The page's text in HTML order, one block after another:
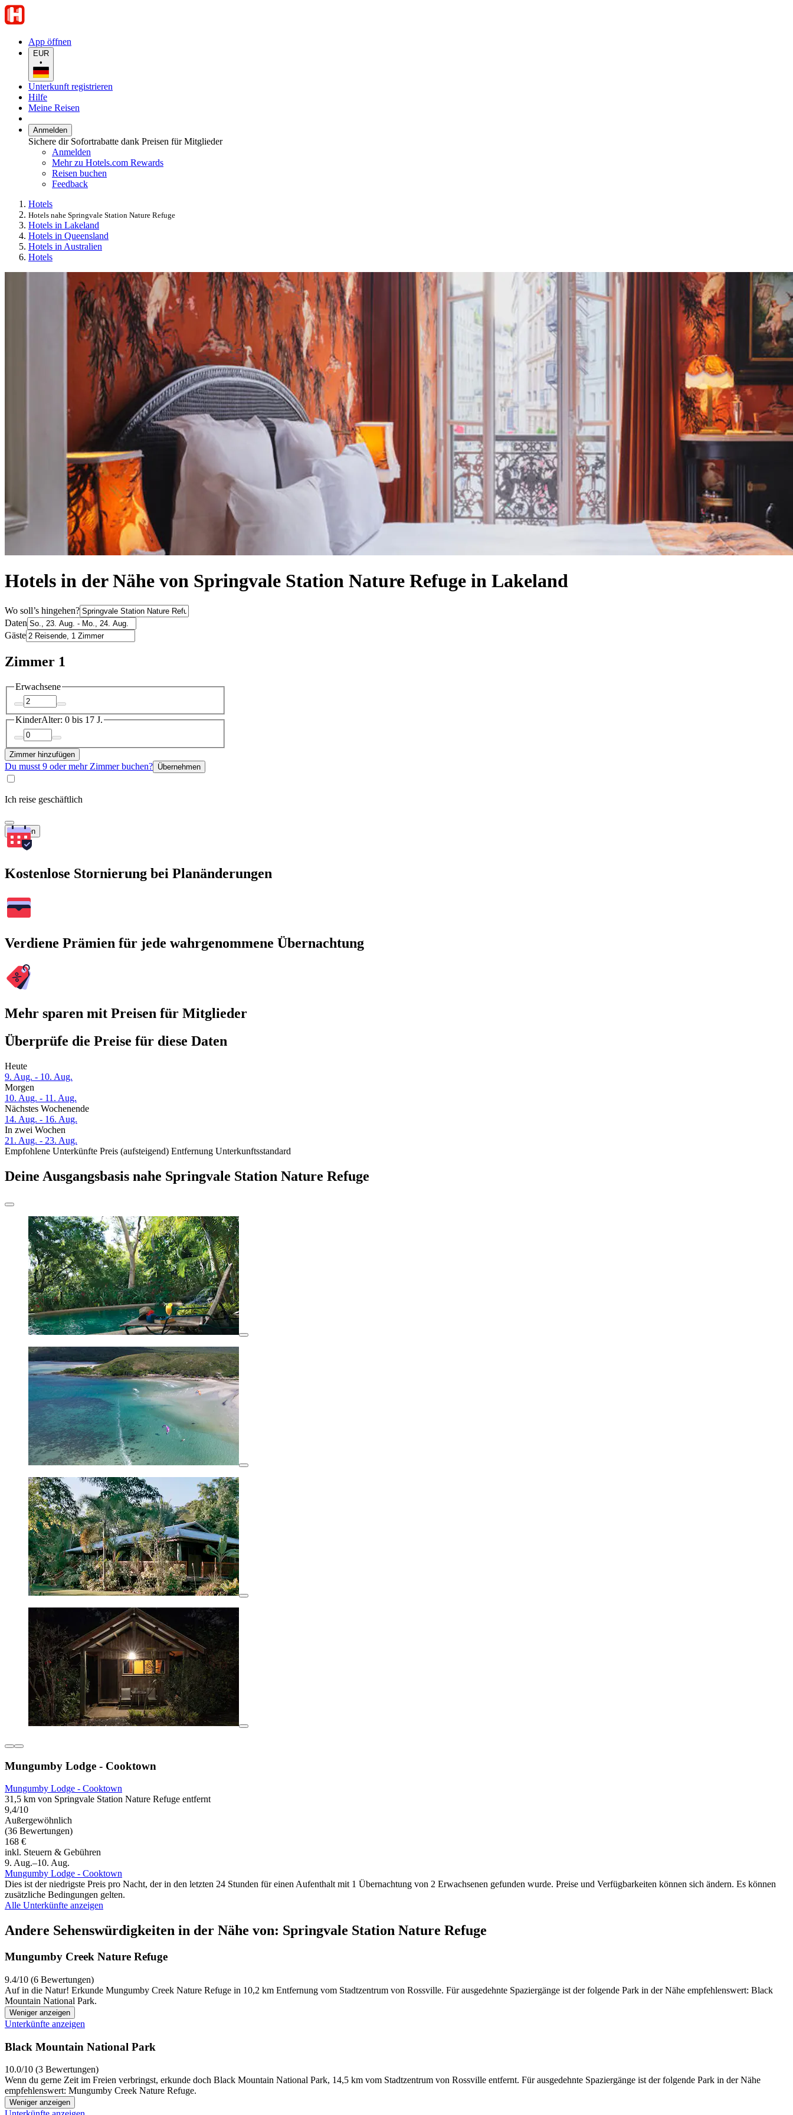
App öffnen
EUR
•
Unterkunft registrieren
Hilfe
Meine Reisen
Anmelden
Sichere dir Sofortrabatte dank Preisen für Mitglieder
Anmelden
Mehr zu Hotels.com Rewards
Reisen buchen
Feedback
Hotels
Hotels nahe Springvale Station Nature Refuge
Hotels in Lakeland
Hotels in Queensland
Hotels in Australien
Hotels
Hotels in der Nähe von Springvale Station Nature Refuge in Lakeland
Wo soll’s hingehen?
Daten
Gäste
Zimmer 1
Erwachsene
KinderAlter: 0 bis 17 J.
Zimmer hinzufügen
Du musst 9 oder mehr Zimmer buchen? Übernehmen
Ich reise geschäftlich
Suchen
Kostenlose Stornierung bei Planänderungen
Verdiene Prämien für jede wahrgenommene Übernachtung
Mehr sparen mit Preisen für Mitglieder
Überprüfe die Preise für diese Daten
Heute
9. Aug. - 10. Aug.
Morgen
10. Aug. - 11. Aug.
Nächstes Wochenende
14. Aug. - 16. Aug.
In zwei Wochen
21. Aug. - 23. Aug.
Empfohlene Unterkünfte Preis (aufsteigend) Entfernung Unterkunftsstandard
Deine Ausgangsbasis nahe Springvale Station Nature Refuge
Mungumby Lodge - Cooktown
Mungumby Lodge - Cooktown
31,5 km von Springvale Station Nature Refuge entfernt
9,4/10
Außergewöhnlich
(36 Bewertungen)
168 €
inkl. Steuern & Gebühren
9. Aug.–10. Aug.
Mungumby Lodge - Cooktown
Dies ist der niedrigste Preis pro Nacht, der in den letzten 24 Stunden für einen Aufenthalt mit 1 Übernachtung von 2 Erwachsenen gefunden wurde. Preise und Verfügbarkeiten können sich ändern. Es können
zusätzliche Bedingungen gelten.
Alle Unterkünfte anzeigen
Andere Sehenswürdigkeiten in der Nähe von: Springvale Station Nature Refuge
Mungumby Creek Nature Refuge
9.4/10 (6 Bewertungen)
Auf in die Natur! Erkunde Mungumby Creek Nature Refuge in 10,2 km Entfernung vom Stadtzentrum von Rossville. Für ausgedehnte Spaziergänge ist der folgende Park in der Nähe empfehlenswert: Black
Mountain National Park.
Weniger anzeigen
Unterkünfte anzeigen
Black Mountain National Park
10.0/10 (3 Bewertungen)
Wenn du gerne Zeit im Freien verbringst, erkunde doch Black Mountain National Park, 14,5 km vom Stadtzentrum von Rossville entfernt. Für ausgedehnte Spaziergänge ist der folgende Park in der Nähe
empfehlenswert: Mungumby Creek Nature Refuge.
Weniger anzeigen